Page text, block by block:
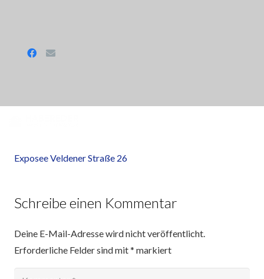
Exposee Veldener Straße 26
Schreibe einen Kommentar
Deine E-Mail-Adresse wird nicht veröffentlicht.
Erforderliche Felder sind mit* markiert